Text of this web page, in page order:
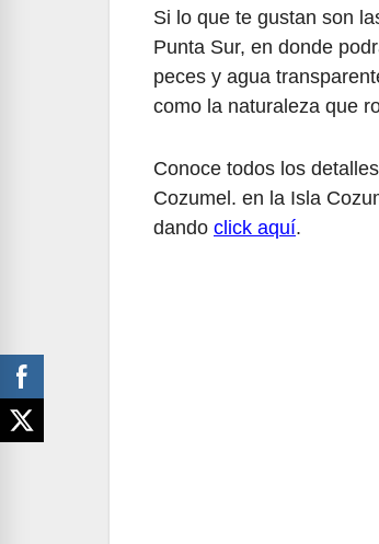
Si lo que te gustan son
Punta Sur, en donde
peces y agua
como la naturaleza que
Conoce todos los
Cozumel. en la Isla
dando click aquí.